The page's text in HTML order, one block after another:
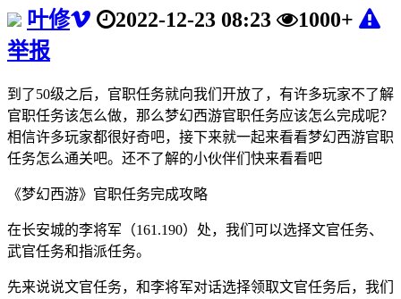
叶修 2022-12-23 08:23
1000+
举报
到了50级之后，官职任务就向我们开放了，有许多玩家不了解
官职任务该怎么做，那么梦幻西游官职任务应该怎么完成呢？
相信许多玩家都很好奇吧，接下来就一起来看看梦幻西游官职
任务怎么通关吧。还不了解的小伙伴们快来看看吧
《梦幻西游》官职任务完成攻略
在长安城的李将军（161.190）处，我们可以选择文官任务、
武官任务和指派任务。
先来说说文官任务，和李将军对话选择领取文官任务后，我们